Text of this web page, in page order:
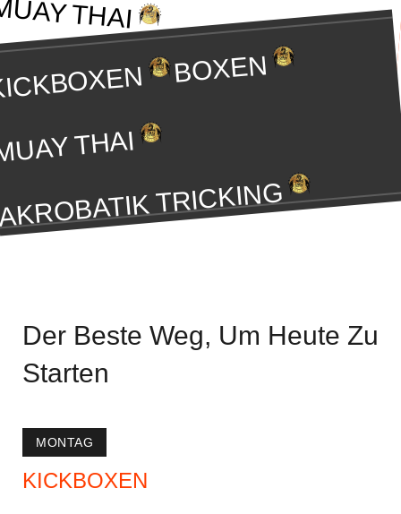
THAI
TRICKING
BOXEN
THAI
TRICKING
Der Beste Weg, Um Heute Zu
Starten
MONTAG
KICKBOXEN